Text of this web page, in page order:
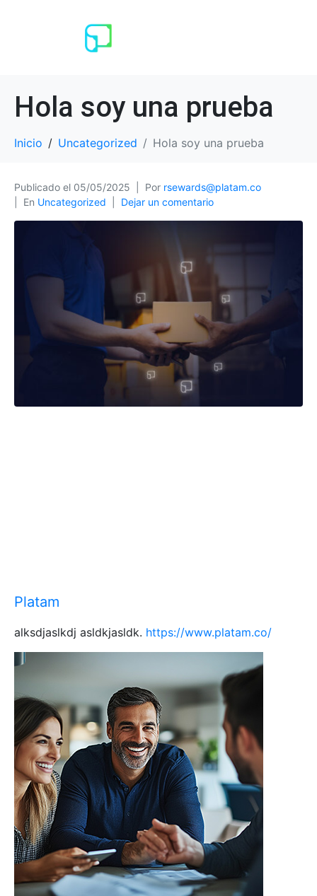
Hola soy una prueba
Inicio Uncategorized Hola soy una prueba
Publicado el 05/05/2025 Por rsewards@platam.co
En Uncategorized Dejar un comentario
Platam
alksdjaslkdj asldkjasldk. https://www.platam.co/